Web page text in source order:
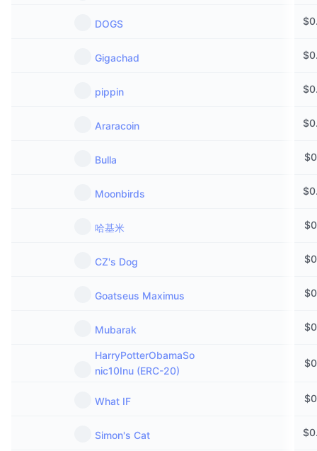
DOGS $
Gigachad $
pippin $
Araracoin $
Bulla $
Moonbirds $
哈基米 $
CZ's Dog $
Goatseus Maximus $
Mubarak $
HarryPotterObamaSo
nic10Inu (ERC-20)
$
What IF $
Simon's Cat $